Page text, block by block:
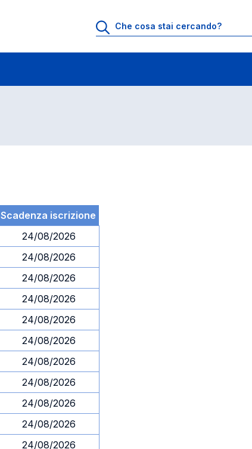
Scadenza iscrizione
24/08/2026
24/08/2026
24/08/2026
24/08/2026
24/08/2026
24/08/2026
24/08/2026
24/08/2026
24/08/2026
24/08/2026
24/08/2026